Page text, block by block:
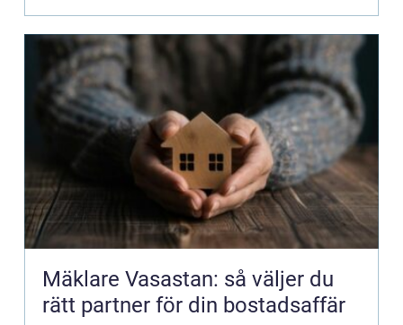
Mäklare Vasastan: så väljer du
rätt partner för din bostadsaffär